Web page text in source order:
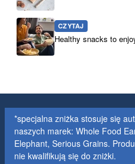
CZYTAJ
Healthy snacks to
*specjalna zniżka stosuje się
naszych marek: Whole Food
Elephant, Serious Grains.
nie kwalifikują się do zniżki.